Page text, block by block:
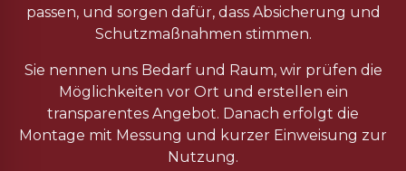
passen, und sorgen dafür, dass Absicherung und
Schutzmaßnahmen stimmen.
Sie nennen uns Bedarf und Raum, wir prüfen die
Möglichkeiten vor Ort und erstellen ein
transparentes Angebot. Danach erfolgt die
Montage mit Messung und kurzer Einweisung zur
Nutzung.